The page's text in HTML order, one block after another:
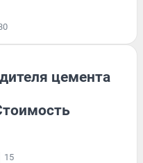
цемента
15